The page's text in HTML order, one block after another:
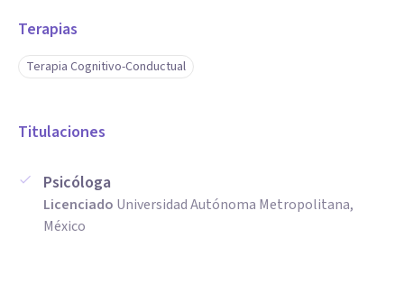
Terapias
Terapia Cognitivo-Conductual
Titulaciones
Psicóloga
Licenciado Universidad Autónoma Metropolitana,
México